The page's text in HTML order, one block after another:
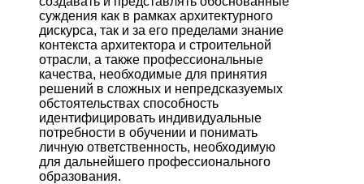
суждения как в рамках архитектурного
дискурса, так и за его пределами знание
контекста архитектора и строительной
отрасли, а также профессиональные
качества, необходимые для принятия
решений в сложных и непредсказуемых
обстоятельствах способность
идентифицировать индивидуальные
потребности в обучении и понимать
личную ответственность, необходимую
для дальнейшего профессионального
образования.